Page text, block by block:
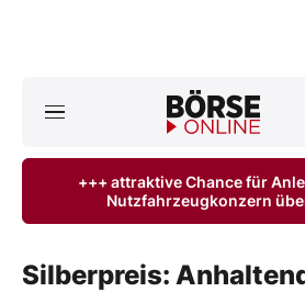
ktuelle Ausgabe BÖRSE
Anlageprodukte
+++ attraktive Chance für
Nutzfahrzeugkonzern
Silberpreis: